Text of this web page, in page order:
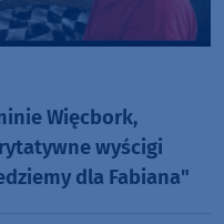
Więcbork,
wyścigi
dla Fabiana"